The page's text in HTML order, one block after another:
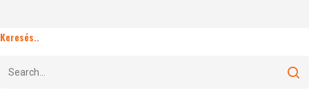
Keresés..